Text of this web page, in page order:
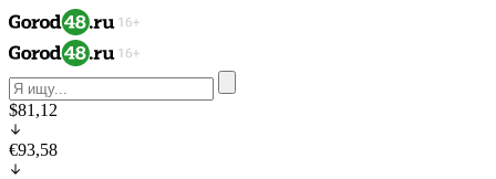
$81,12
€93,58